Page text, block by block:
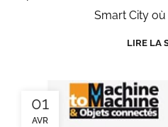
Smart City où
LIRE LA
01
AVR